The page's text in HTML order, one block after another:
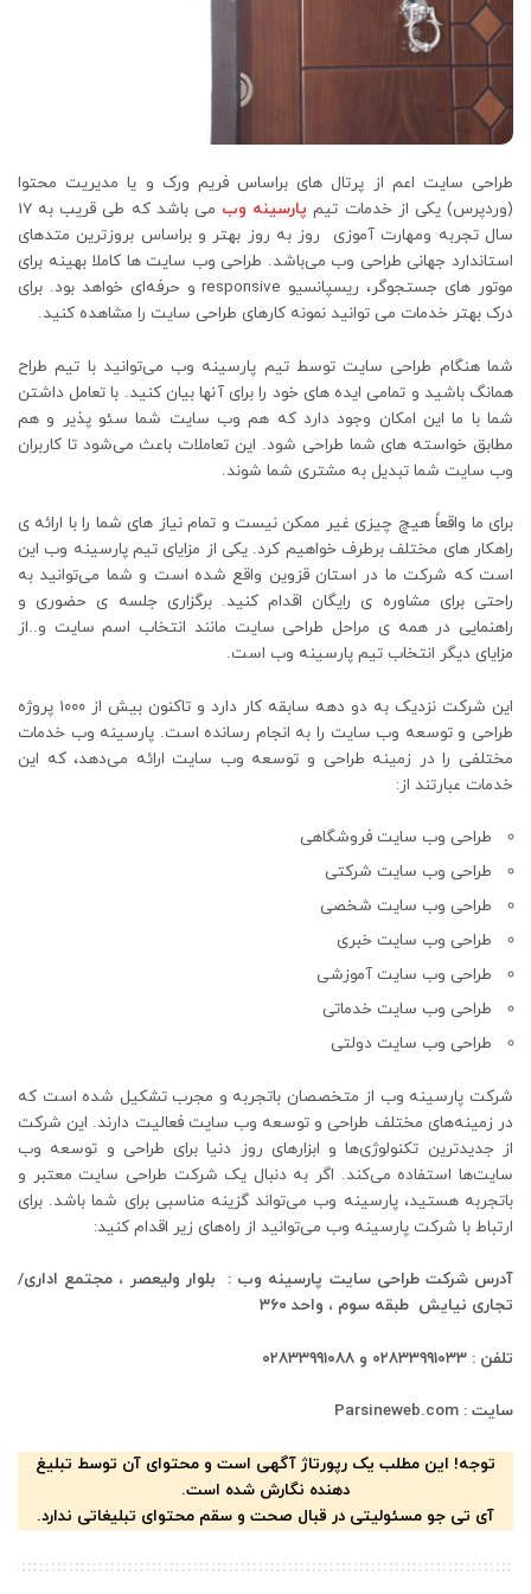
طراحی سایت اعم از پرتال های براساس فریم ورک و یا مدیریت محتوا
(وردپرس) یکی از خدمات تیم پارسینه وب
می باشد که طی قریب به 17
سال تجربه ومهارت آموزی روز به روز بهتر و براساس بروزترین متدهای
استاندارد جهانی طراحی وب می‌باشد. طراحی وب سایت ها کاملا بهینه برای
موتور های جستجوگر، ریسپانسیو responsive و حرفه‌ای خواهد بود. برای
درک بهتر خدمات می توانید نمونه کارهای طراحی سایت را مشاهده کنید.
شما هنگام طراحی سایت توسط تیم پارسینه وب می‌توانید با تیم طراح
همانگ باشید و تمامی ایده های خود را برای آنها بیان کنید. با تعامل داشتن
شما با ما این امکان وجود دارد که هم وب سایت شما سئو پذیر و هم
مطابق خواسته های شما طراحی شود. این تعاملات باعث می‌شود تا کاربران
وب سایت شما تبدیل به مشتری شما شوند.
برای ما واقعاً هیچ چیزی غیر ممکن نیست و تمام نیاز های شما را با ارائه ی
راهکار های مختلف برطرف خواهیم کرد. یکی از مزایای تیم پارسینه وب این
است که شرکت ما در استان قزوین واقع شده است و شما می‌توانید به
راحتی برای مشاوره ی رایگان اقدام کنید. برگزاری جلسه ی حضوری و
راهنمایی در همه ی مراحل طراحی سایت مانند انتخاب اسم سایت و..از
مزایای دیگر انتخاب تیم پارسینه وب است.
این شرکت نزدیک به دو دهه سابقه کار دارد و تاکنون بیش از ۱۰۰۰ پروژه
طراحی و توسعه وب سایت را به انجام رسانده است. پارسینه وب خدمات
مختلفی را در زمینه طراحی و توسعه وب سایت ارائه می‌دهد، که این
خدمات عبارتند از:
طراحی وب سایت فروشگاهی
طراحی وب سایت شرکتی
طراحی وب سایت شخصی
طراحی وب سایت خبری
طراحی وب سایت آموزشی
طراحی وب سایت خدماتی
طراحی وب سایت دولتی
شرکت پارسینه وب از متخصصان باتجربه و مجرب تشکیل شده است که
در زمینه‌های مختلف طراحی و توسعه وب سایت فعالیت دارند. این شرکت
از جدیدترین تکنولوژی‌ها و ابزارهای روز دنیا برای طراحی و توسعه وب
سایت‌ها استفاده می‌کند. اگر به دنبال یک شرکت طراحی سایت معتبر و
باتجربه هستید، پارسینه وب می‌تواند گزینه مناسبی برای شما باشد. برای
ارتباط با شرکت پارسینه وب می‌توانید از راه‌های زیر اقدام کنید:
آدرس شرکت طراحی سایت پارسینه وب : بلوار ولیعصر ، مجتمع اداری/
تجاری نیایش طبقه سوم ، واحد ۳۶۰
تلفن : ۰۲۸۳۳۹۹۱۰۳۳ و ۰۲۸۳۳۹۹۱۰۸۸
سایت : Parsineweb.com
توجه! این مطلب یک رپورتاژ آگهی است و محتوای آن توسط تبلیغ
دهنده نگارش شده است.
آی تی جو مسئولیتی در قبال صحت و سقم محتوای تبلیغاتی ندارد.